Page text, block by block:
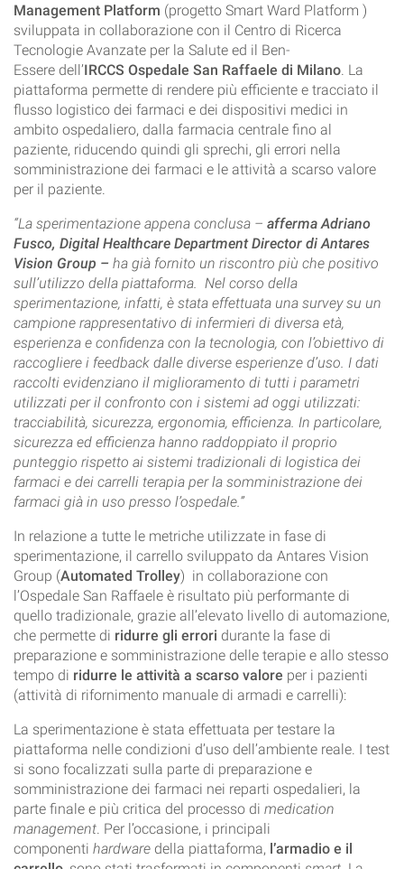
Management Platform (progetto Smart Ward Platform )
sviluppata in collaborazione con il Centro di Ricerca
Tecnologie Avanzate per la Salute ed il Ben-
Essere dell’IRCCS Ospedale San Raffaele di Milano. La
piattaforma permette di rendere più efficiente e tracciato il
flusso logistico dei farmaci e dei dispositivi medici in
ambito ospedaliero, dalla farmacia centrale fino al
paziente, riducendo quindi gli sprechi, gli errori nella
somministrazione dei farmaci e le attività a scarso valore
per il paziente.
“La sperimentazione appena conclusa – afferma Adriano
Fusco, Digital Healthcare Department Director di Antares
Vision Group – ha già fornito un riscontro più che positivo
sull’utilizzo della piattaforma. Nel corso della
sperimentazione, infatti, è stata effettuata una survey su un
campione rappresentativo di infermieri di diversa età,
esperienza e confidenza con la tecnologia, con l’obiettivo di
raccogliere i feedback dalle diverse esperienze d’uso. I dati
raccolti evidenziano il miglioramento di tutti i parametri
utilizzati per il confronto con i sistemi ad oggi utilizzati:
tracciabilità, sicurezza, ergonomia, efficienza. In particolare,
sicurezza ed efficienza hanno raddoppiato il proprio
punteggio rispetto ai sistemi tradizionali di logistica dei
farmaci e dei carrelli terapia per la somministrazione dei
farmaci già in uso presso l’ospedale.”
In relazione a tutte le metriche utilizzate in fase di
sperimentazione, il carrello sviluppato da Antares Vision
Group (Automated Trolley) in collaborazione con
l’Ospedale San Raffaele è risultato più performante di
quello tradizionale, grazie all’elevato livello di automazione,
che permette di ridurre gli errori durante la fase di
preparazione e somministrazione delle terapie e allo stesso
tempo di ridurre le attività a scarso valore per i pazienti
(attività di rifornimento manuale di armadi e carrelli):
La sperimentazione è stata effettuata per testare la
piattaforma nelle condizioni d’uso dell’ambiente reale. I test
si sono focalizzati sulla parte di preparazione e
somministrazione dei farmaci nei reparti ospedalieri, la
parte finale e più critica del processo di medication
management. Per l’occasione, i principali
componenti hardware della piattaforma, l’armadio e il